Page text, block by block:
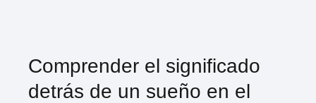
Comprender el significado
detrás de un sueño en el